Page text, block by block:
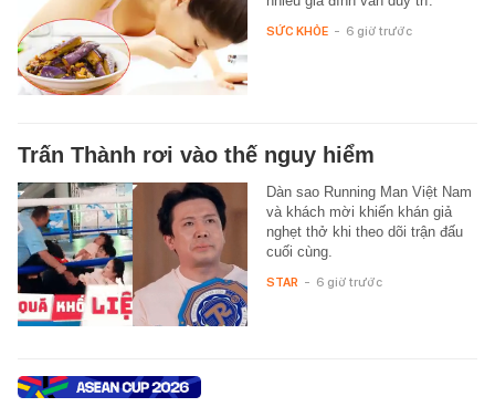
SỨC KHỎE - 6 giờ trước
Trấn Thành rơi vào thế nguy hiểm
Dàn sao Running Man Việt Nam
và khách mời khiến khán giả
nghẹt thở khi theo dõi trận đấu
cuối cùng.
STAR - 6 giờ trước